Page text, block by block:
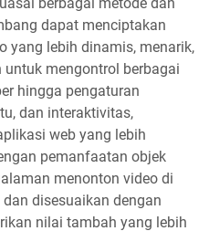
dapat menciptakan
yang lebih dinamis, menarik,
mengontrol berbagai
hingga pengaturan
dan interaktivitas,
web yang lebih
pemanfaatan objek
menonton video di
disesuaikan dengan
nilai tambah yang lebih